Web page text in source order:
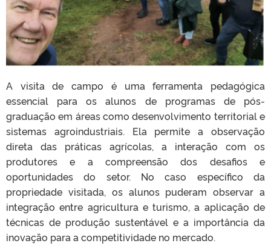
A visita de campo é uma ferramenta pedagógica
essencial para os alunos de programas de pós-
graduação em áreas como desenvolvimento territorial e
sistemas agroindustriais. Ela permite a observação
direta das práticas agrícolas, a interação com os
produtores e a compreensão dos desafios e
oportunidades do setor. No caso específico da
propriedade visitada, os alunos puderam observar a
integração entre agricultura e turismo, a aplicação de
técnicas de produção sustentável e a importância da
inovação para a competitividade no mercado.